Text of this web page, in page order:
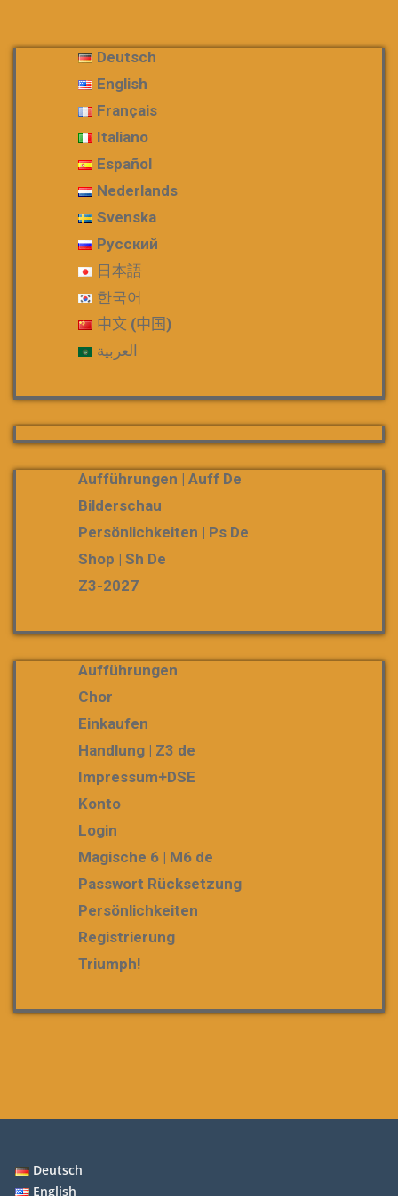
Deutsch
English
Français
Italiano
Español
Nederlands
Svenska
Русский
日本語
한국어
中文 (中国)
العربية
Aufführungen | Auff De
Bilderschau
Persönlichkeiten | Ps De
Shop | Sh De
Z3-2027
Aufführungen
Chor
Einkaufen
Handlung | Z3 de
Impressum+DSE
Konto
Login
Magische 6 | M6 de
Passwort Rücksetzung
Persönlichkeiten
Registrierung
Triumph!
Deutsch
English